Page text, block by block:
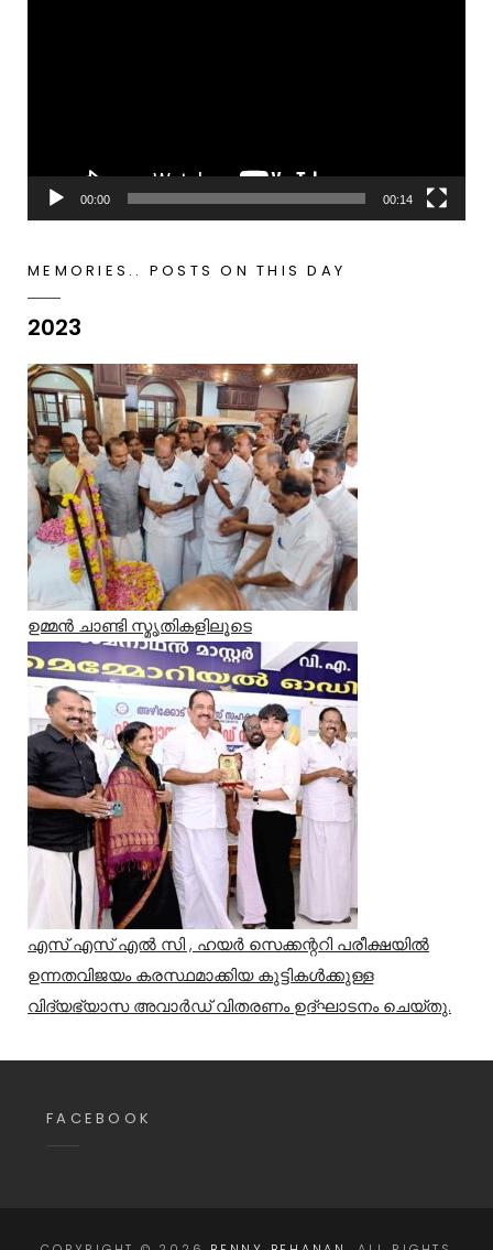
00:00 00:14
MEMORIES.. POSTS ON THIS DAY
2023
ഉമ്മൻ ചാണ്ടി സ്മൃതികളിലൂടെ
എസ് എസ് എൽ സി , ഹയർ സെക്കന്ററി പരീക്ഷയിൽ
ഉന്നതവിജയം കരസ്ഥമാക്കിയ കുട്ടികൾക്കുള്ള
വിദ്യഭ്യാസ അവാർഡ് വിതരണം ഉദ്ഘാടനം ചെയ്തു.
FACEBOOK